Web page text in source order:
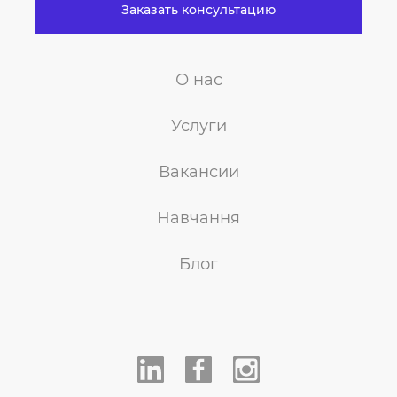
О нас
Услуги
Вакансии
Навчання
Блог
Заказать консультацию